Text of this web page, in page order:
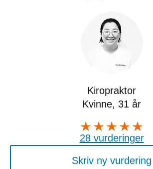
Kiropraktor
Kvinne, 31 år
28 vurderinger
Skriv ny vurdering